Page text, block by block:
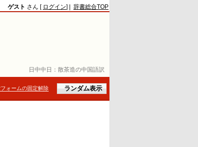
日中中日： 散茶造の中国語訳
ゲスト さん [ ログイン] | 辞書総合TOP
ォームの固定解除